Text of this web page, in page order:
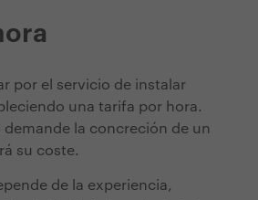
por el servicio de instalar
una tarifa por hora.
la concreción de un
su coste.
de la experiencia,